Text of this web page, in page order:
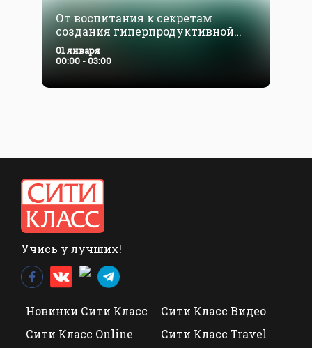
От воспитания к секретам
создания гиперпродуктивной
среды для ребенка
01 января
00:00 - 03:00
Учись у лучших!
Новинки Сити Класс
Сити Класс Видео
Сити Класс Online
Сити Класс Travel